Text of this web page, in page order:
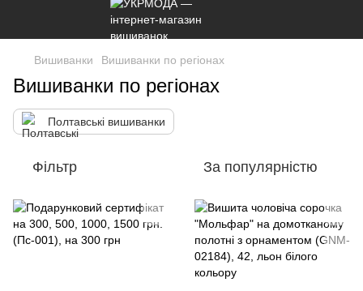
Вишиванки Вишиванки по регіонах
Вишиванки по регіонах
Полтавські вишиванки
Фільтр За популярністю